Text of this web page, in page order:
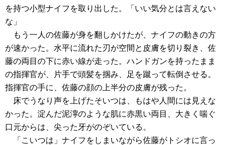
を持つ小型ナイフを取り出した。「いい気分とは言えない
な」
もう一人の佐藤が身を翻しかけたが、ナイフの動きの方
が速かった。水平に流れた刃が空間と皮膚を切り裂き、佐
藤の両目の下に赤い線が走った。ハンドガンを持ったまま
の指揮官が、片手で頭髪を掴み、足を蹴って転倒させる。
指揮官の手に、佐藤の顔の上半分の皮膚が残った。
床でうなり声を上げたそいつは、もはや人間には見えな
かった。淀んだ泥濘のような肌に赤黒い両目、大きく喘ぐ
口元からは、尖った牙がのぞいている。
「こいつは」ナイフをしまいながら佐藤がトシオに言っ